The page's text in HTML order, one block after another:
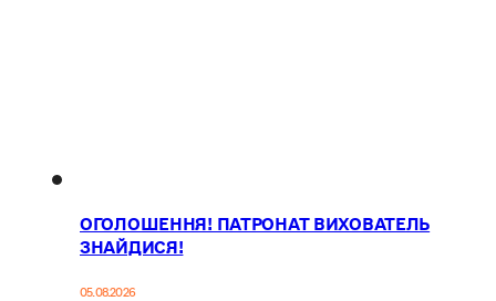
ОГОЛОШЕННЯ! ПАТРОНАТ ВИХОВАТЕЛЬ
ЗНАЙДИСЯ!
05.08.2026